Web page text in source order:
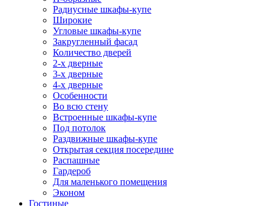
Радиусные шкафы-купе
Широкие
Угловые шкафы-купе
Закругленный фасад
Количество дверей
2-х дверные
3-х дверные
4-х дверные
Особенности
Во всю стену
Встроенные шкафы-купе
Под потолок
Раздвижные шкафы-купе
Открытая секция посередине
Распашные
Гардероб
Для маленького помещения
Эконом
Гостиные